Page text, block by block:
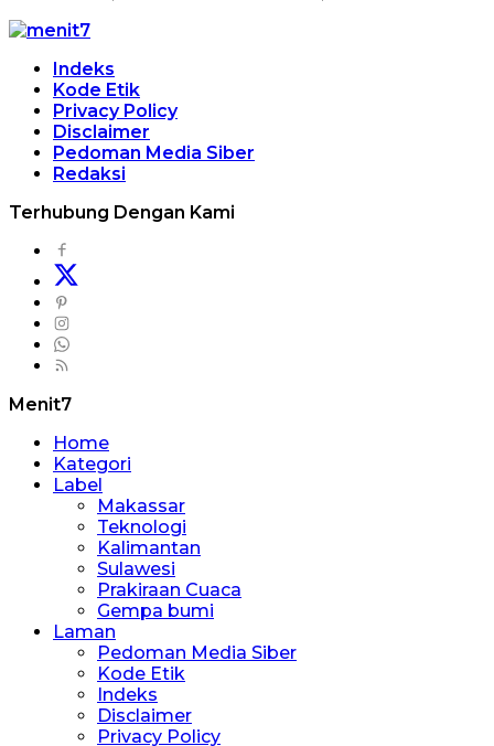
Indeks
Kode Etik
Privacy Policy
Disclaimer
Pedoman Media Siber
Redaksi
Terhubung Dengan Kami
Menit7
Home
Kategori
Label
Makassar
Teknologi
Kalimantan
Sulawesi
Prakiraan Cuaca
Gempa bumi
Laman
Pedoman Media Siber
Kode Etik
Indeks
Disclaimer
Privacy Policy